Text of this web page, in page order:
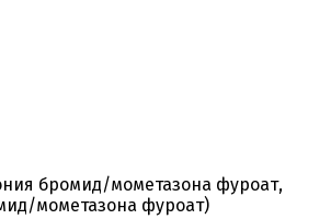
бромид/мометазона фуроат,
мометазона фуроат)